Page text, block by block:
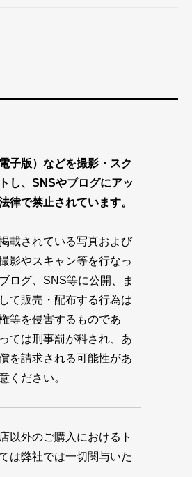
子版）などを撮影・スク
し、SNSやブログにアッ
律で禁止されています。
載されている写真および
影やスキャン等を行なっ
ログ、SNS等に公開、ま
て販売・配布する行為は
等を侵害するものであ
ては刑事罰が科され、あ
を請求される可能性があ
ください。
以外のご購入におけるト
は弊社では一切関与いた